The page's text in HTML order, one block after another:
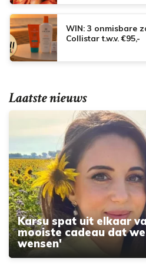
WIN: 3 onmisbare
Collistar t.w.v. €95,-
Laatste nieuws
Karsu spat uit elkaar
mooiste cadeau dat
wensen'